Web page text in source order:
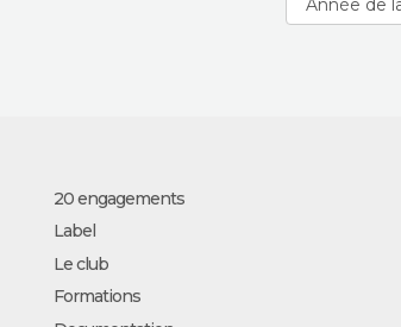
20 engagements
Label
Le club
Formations